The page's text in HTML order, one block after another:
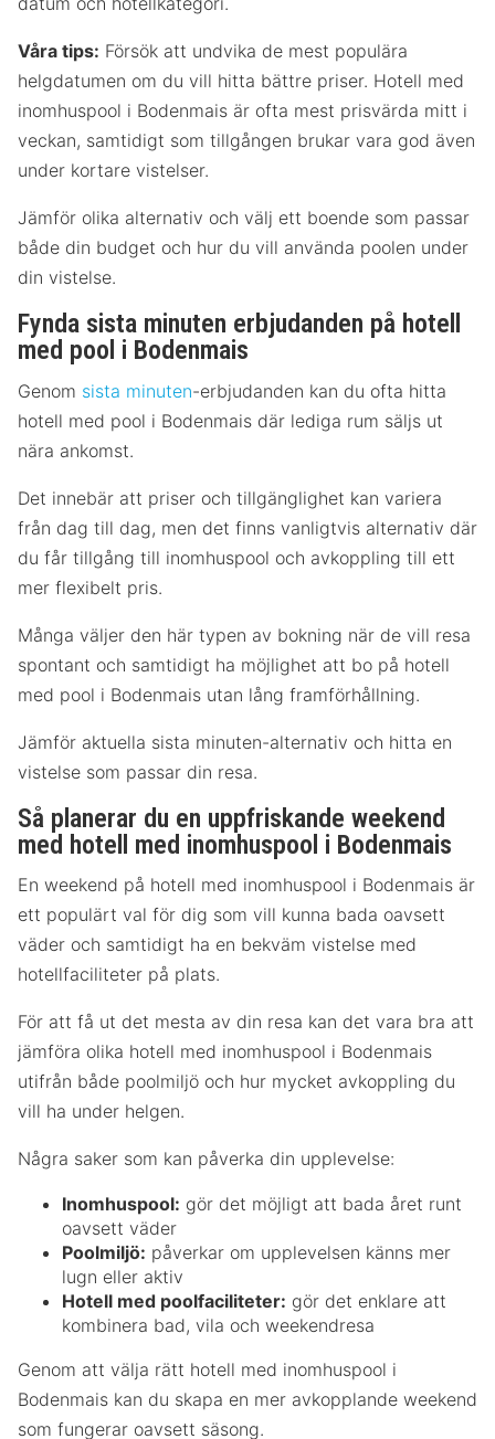
Våra tips: Försök att undvika de mest populära
helgdatumen om du vill hitta bättre priser. Hotell med
inomhuspool i Bodenmais är ofta mest prisvärda mitt i
veckan, samtidigt som tillgången brukar vara god även
under kortare vistelser.
Jämför olika alternativ och välj ett boende som passar
både din budget och hur du vill använda poolen under
din vistelse.
Fynda sista minuten erbjudanden på hotell
med pool i Bodenmais
Genom sista minuten-erbjudanden kan du ofta hitta
hotell med pool i Bodenmais där lediga rum säljs ut
nära ankomst.
Det innebär att priser och tillgänglighet kan variera
från dag till dag, men det finns vanligtvis alternativ där
du får tillgång till inomhuspool och avkoppling till ett
mer flexibelt pris.
Många väljer den här typen av bokning när de vill resa
spontant och samtidigt ha möjlighet att bo på hotell
med pool i Bodenmais utan lång framförhållning.
Jämför aktuella sista minuten-alternativ och hitta en
vistelse som passar din resa.
Så planerar du en uppfriskande weekend
med hotell med inomhuspool i Bodenmais
En weekend på hotell med inomhuspool i Bodenmais är
ett populärt val för dig som vill kunna bada oavsett
väder och samtidigt ha en bekväm vistelse med
hotellfaciliteter på plats.
För att få ut det mesta av din resa kan det vara bra att
jämföra olika hotell med inomhuspool i Bodenmais
utifrån både poolmiljö och hur mycket avkoppling du
vill ha under helgen.
Några saker som kan påverka din upplevelse:
Inomhuspool: gör det möjligt att bada året runt
oavsett väder
Poolmiljö: påverkar om upplevelsen känns mer
lugn eller aktiv
Hotell med poolfaciliteter: gör det enklare att
kombinera bad, vila och weekendresa
Genom att välja rätt hotell med inomhuspool i
Bodenmais kan du skapa en mer avkopplande weekend
som fungerar oavsett säsong.